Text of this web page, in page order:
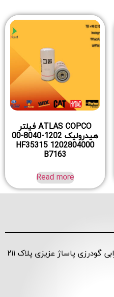
ATLAS COPCO فیلتر
هیدرولیک 1202-8040-00
1202804000 HF35315
B7163
Read more
گودرزی پاساژ عزیزی پلاک ۲۱۱